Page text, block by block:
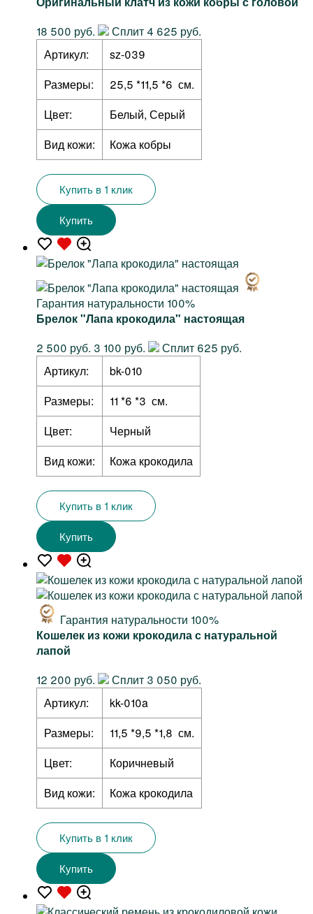
18 500 руб.
Сплит 4 625 руб.
Артикул:
sz-039
Размеры:
25,5 *11,5 *6 см.
Цвет:
Белый, Серый
Вид кожи:
Кожа кобры
Купить в 1 клик
Купить
Гарантия натуральности 100%
Брелок "Лапа крокодила" настоящая
2 500 руб. 3 100 руб.
Сплит 625 руб.
Артикул:
bk-010
Размеры:
11 *6 *3 см.
Цвет:
Черный
Вид кожи:
Кожа крокодила
Купить в 1 клик
Купить
Гарантия натуральности 100%
Кошелек из кожи крокодила с натуральной
лапой
12 200 руб.
Сплит 3 050 руб.
Артикул:
kk-010a
Размеры:
11,5 *9,5 *1,8 см.
Цвет:
Коричневый
Вид кожи:
Кожа крокодила
Купить в 1 клик
Купить